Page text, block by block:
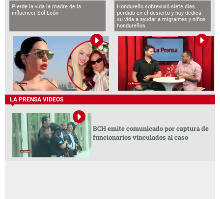
Pierde la vida la madre de la
influencer Sol León
Hondureño sobrevivió siete días
perdido en el desierto y hoy dedica
su vida a ayudar a migrantes y niños
hondureños
LA PRENSA VIDEOS
BCH emite comunicado por captura de
funcionarios vinculados al caso